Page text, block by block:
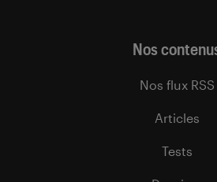
Nos
Nos flux RSS
Articles
Tests